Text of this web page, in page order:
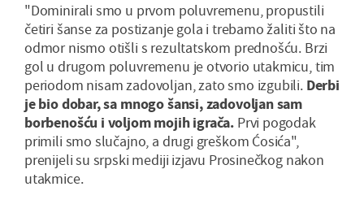
"Dominirali smo u prvom poluvremenu, propustili
četiri šanse za postizanje gola i trebamo žaliti što na
odmor nismo otišli s rezultatskom prednošću. Brzi
gol u drugom poluvremenu je otvorio utakmicu, tim
periodom nisam zadovoljan, zato smo izgubili. Derbi
je bio dobar, sa mnogo šansi, zadovoljan sam
borbenošću i voljom mojih igrača. Prvi pogodak
primili smo slučajno, a drugi greškom Ćosića",
prenijeli su srpski mediji izjavu Prosinečkog nakon
utakmice.